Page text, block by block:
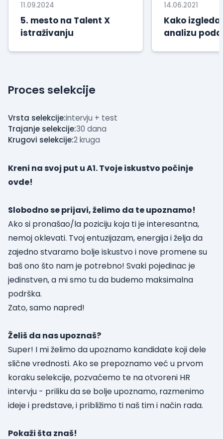
11.09.2024
5. mesto na Talent X
istraživanju
14.06.2021
Kako
analizu
Proces selekcije
Vrsta selekcije:intervju + test
Trajanje selekcije:30 dana
Krugovi selekcije:2 kruga
Kreni na svoj put u A1. Tvoje iskustvo počinje
ovde!
Slobodno se prijavi, želimo da te upoznamo!
Ako si pronašao/la poziciju koja ti je interesantna,
nemoj oklevati. Tvoj entuzijazam, energija i želja da
zajedno stvaramo bolje iskustvo i nove promene su
baš ono što nam je potrebno! Svaki pojedinac je
jedinstven, a mi smo tu da budemo maksimalna
podrška.
Zato, samo napred!
Želiš da nas upoznaš?
Super! I mi želimo da upoznamo kandidate koji dele
slične vrednosti. Ako se prepoznamo već u prvom
koraku selekcije, pozvaćemo te na otvoreni HR
intervju - priliku da se bolje upoznamo, razmenimo
ideje i predstave, i približimo ti naš tim i način rada.
Pokaži šta znaš!